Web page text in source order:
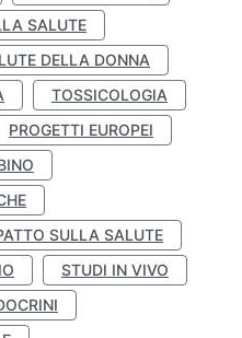
SALUTE
DELLA DONNA
TOSSICOLOGIA
PROGETTI EUROPEI
SULLA SALUTE
STUDI IN VIVO